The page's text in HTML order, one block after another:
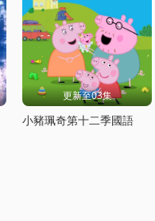
更新至03集
小豬珮奇第十二季國語